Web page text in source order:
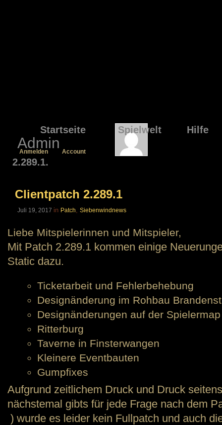
Startseite Spielwelt Hilfe
Admin
Anmelden Account
2.289.1.
Clientpatch 2.289.1
Juli 19, 2017 in Patch, Siebenwindnews
Liebe Mitspielerinnen und Mitspieler,
Mit Patch 2.289.1 kommen einige
Static dazu.
Ticketarbeit und Fehlerbehebung
Designänderung im Rohbau
Designänderungen auf der
Ritterburg
Taverne in Finsterwangen
Kleinere Eventbauten
Gumpfixes
Aufgrund zeitlichem Druck und Druck
nächstemal gibts für jede Frage nach dem
) wurde es leider kein Fullpatch und auch